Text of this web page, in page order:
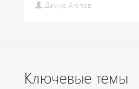
Дамир Аюпов
Ключевые темы